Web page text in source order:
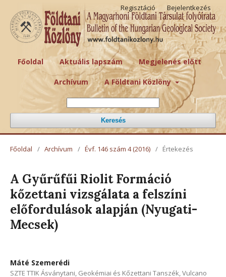
Főoldal Aktuális lapszám Megjelenés előtt
Archívum A Földtani Közlöny
Keresés
Regisztáció Bejelentkezés
Főoldal / Archívum / Évf. 146 szám 4 (2016) / Értekezés
A Gyűrűfűi Riolit Formáció
kőzettani vizsgálata a felszíni
előfordulások alapján (Nyugati-
Mecsek)
Máté Szemerédi
SZTE TTIK Ásványtani, Geokémiai és Kőzettani Tanszék, Vulcano